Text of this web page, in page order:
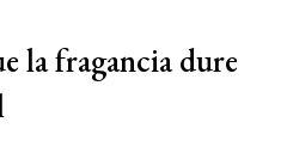
la fragancia dure